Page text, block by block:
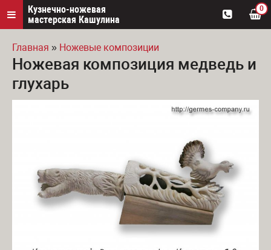
Кузнечно-ножевая
мастерская Кашулина
0
Вы здесь
Главная » Ножевые композиции
Ножевая композиция медведь и
глухарь